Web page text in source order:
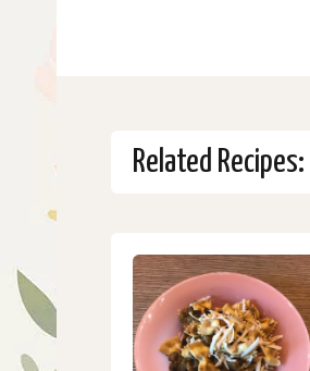
Related Recipes: